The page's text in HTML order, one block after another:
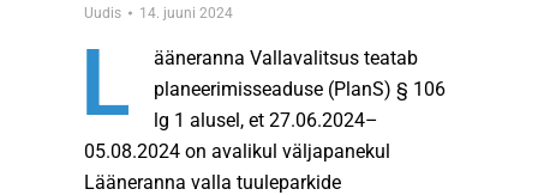
Uudis 14. juuni 2024
L
ääneranna Vallavalitsus teatab
planeerimisseaduse (PlanS) § 106
lg 1 alusel, et 27.06.2024–
05.08.2024 on avalikul väljapanekul
Lääneranna valla tuuleparkide